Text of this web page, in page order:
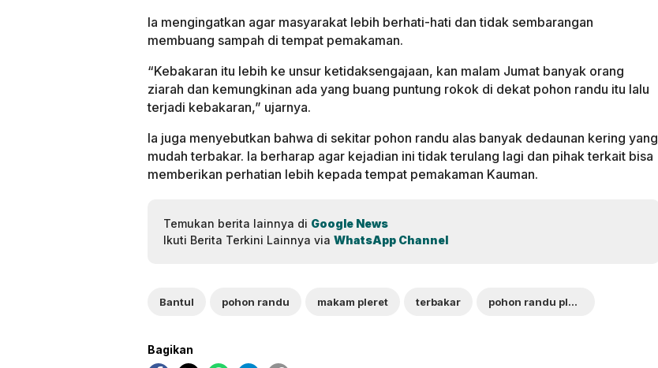
Ia mengingatkan agar masyarakat lebih berhati-hati dan tidak sembarangan
membuang sampah di tempat pemakaman.
“Kebakaran itu lebih ke unsur ketidaksengajaan, kan malam Jumat banyak orang
ziarah dan kemungkinan ada yang buang puntung rokok di dekat pohon randu itu lalu
terjadi kebakaran,” ujarnya.
Ia juga menyebutkan bahwa di sekitar pohon randu alas banyak dedaunan kering yang
mudah terbakar. Ia berharap agar kejadian ini tidak terulang lagi dan pihak terkait bisa
memberikan perhatian lebih kepada tempat pemakaman Kauman.
Temukan berita lainnya di Google News
Ikuti Berita Terkini Lainnya via WhatsApp Channel
Bantul pohon randu makam pleret terbakar pohon randu pleret
Bagikan